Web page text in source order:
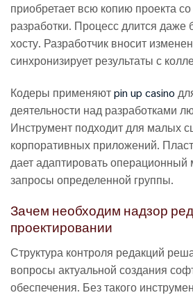
приобретает всю копию проекта
разработки. Процесс длится даже
хосту. Разработчик вносит
синхронизирует результаты с
Кодеры применяютpin up casino
деятельности над разработками
Инструмент подходит для малых
корпоративных приложений.
дает адаптировать операционный
запросы определенной группы.
Зачем необходим надзор
проектировании
Структура контроля редакций
вопросы актуальной создания
обеспечения. Без такого